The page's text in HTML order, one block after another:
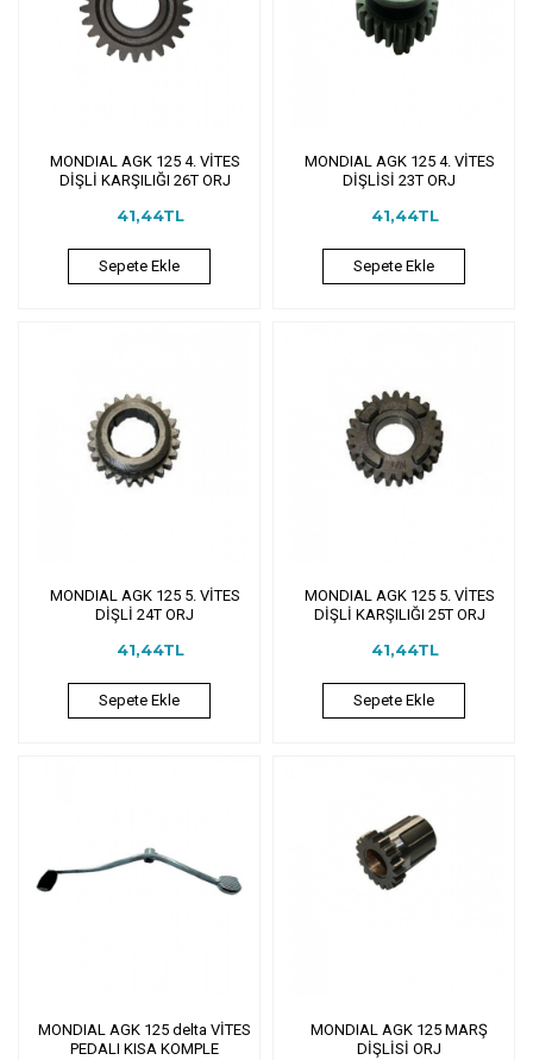
MONDIAL AGK 125 4. VİTES
DİŞLİ KARŞILIĞI 26T ORJ
41,44TL
Sepete Ekle
MONDIAL AGK 125 4. VİTES
DİŞLİSİ 23T ORJ
41,44TL
Sepete Ekle
MONDIAL AGK 125 5. VİTES
DİŞLİ 24T ORJ
41,44TL
Sepete Ekle
MONDIAL AGK 125 5. VİTES
DİŞLİ KARŞILIĞI 25T ORJ
41,44TL
Sepete Ekle
MONDIAL AGK 125 delta VİTES
PEDALI KISA KOMPLE
MONDIAL AGK 125 MARŞ
DİŞLİSİ ORJ